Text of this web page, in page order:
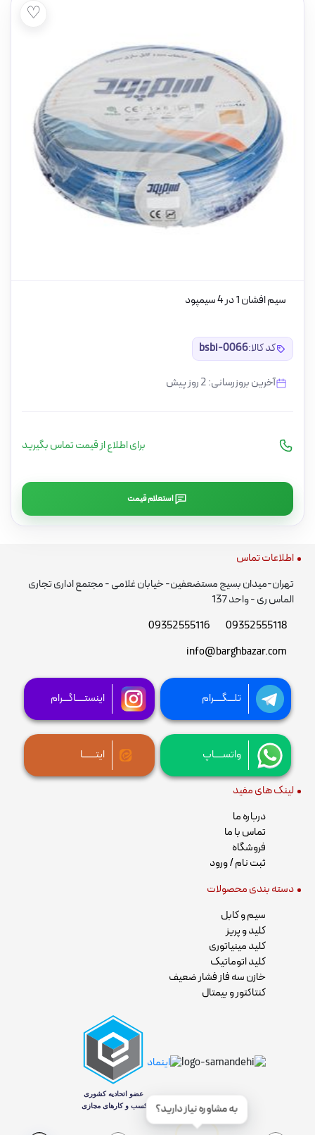
♡
سیم افشان 1 در 4 سیمپود
کد کالا:bsbi-0066
آخرین بروزرسانی: 2 روز پیش
برای اطلاع از قیمت تماس بگیرید
استعلام قیمت
اطلاعات تماس
تهران-میدان بسیج مستضعفین- خیابان غلامی - مجتمع اداری تجاری
الماس ری - واحد 137
09352555118
09352555116
info@barghbazar.com
تلـــگــــرام اینستــــاگـــرام
واتســــاپ ایتــــــا
لینک های مفید
درباره ما
تماس با ما
فروشگاه
ثبت نام / ورود
دسته بندی محصولات
سیم و کابل
کلید و پریز
کلید مینیاتوری
کلید اتوماتیک
خازن سه فاز فشار ضعیف
کنتاکتور و بیمتال
به مشاوره نیاز دارید؟